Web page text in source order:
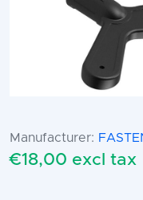
Manufacturer:
€18,00 excl tax